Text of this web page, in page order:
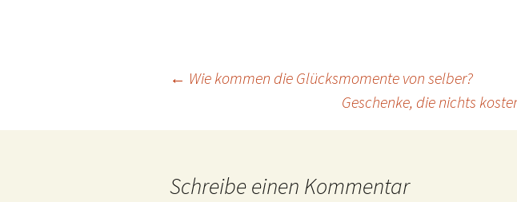
Beitragsnavigation
← Wie kommen die Glücksmomente von selber?
Geschenke, die nichts
Schreibe einen Kommentar